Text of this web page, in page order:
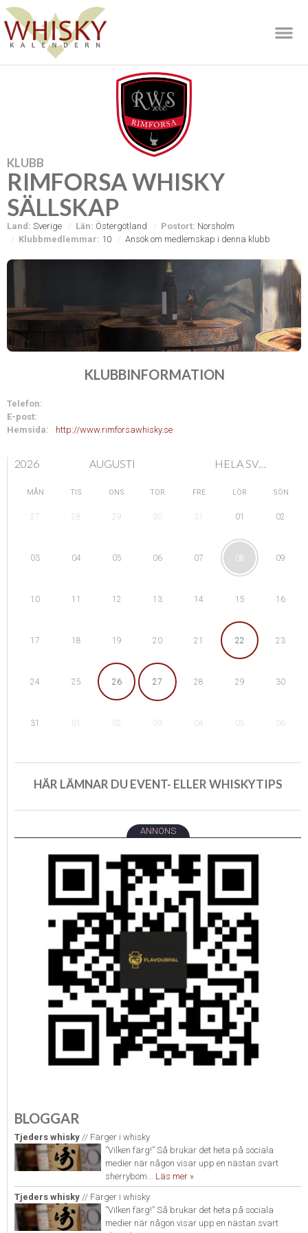
KLUBB
RIMFORSA WHISKY
SÄLLSKAP
Land: Sverige Län: Östergötland Postort: Norsholm
Klubbmedlemmar: 10 Ansök om medlemskap i denna klubb
KLUBBINFORMATION
Telefon:
E-post:
Hemsida:
http://www.rimforsawhisky.se
2026 AUGUSTI HELA SVERIGE
MÅN TIS ONS TOR FRE LÖR SÖN
27 28 29 30 31 01 02
03 04 05 06 07 08 09
10 11 12 13 14 15 16
17 18 19 20 21 22 23
24 25 26 27 28 29 30
31 01 02 03 04 05 06
HÄR LÄMNAR DU EVENT- ELLER WHISKYTIPS
ANNONS
BLOGGAR
Tjeders whisky // Färger i whisky
”Vilken färg!” Så brukar det heta på sociala
medier när någon visar upp en nästan svart
sherrybom... Läs mer »
Tjeders whisky // Färger i whisky
”Vilken färg!” Så brukar det heta på sociala
medier när någon visar upp en nästan svart